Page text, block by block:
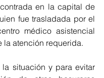
en la capital de
fue trasladada por el
médico asistencial
la atención requerida.
situación y para evitar